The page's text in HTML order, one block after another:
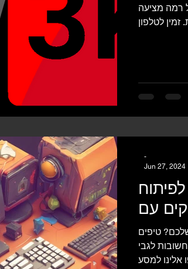
רמה מציעה
טיפים
לגבי
-
Jun 27, 2024